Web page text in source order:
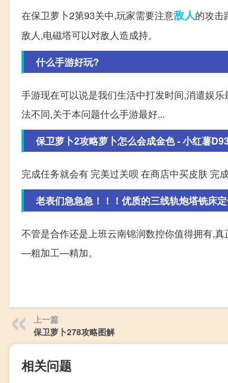
在保卫萝卜2第93关中,玩家需要注意敌人的攻击
敌人,电磁塔可以对敌人造成持。
什么手游好玩?
手游现在可以说是我们生活中打发时间,消遣娱
法不同,关于本问题什么手游最好...
保卫萝卜2攻略萝卜怎么会成金色 - 小红薯
完成任务就会有 完美过关呗 在商店中买皮肤 完
老表们急急急！！！优质的三线轨炮塔铣床
不管是合作还是上班云南锦润数控你值得拥有,
—粗加工—精加。
上一篇
保卫萝卜278攻略图解
相关问题